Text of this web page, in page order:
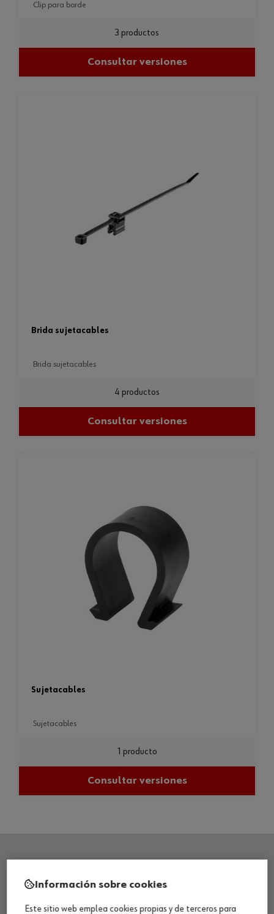
clip para borde
3 productos
Consultar versiones
brida sujetacables
brida sujetacables
4 productos
Consultar versiones
sujetacables
sujetacables
1 producto
Consultar versiones
SEDE CENTRAL
Información sobre cookies
Este sitio web emplea cookies propias y de terceros para